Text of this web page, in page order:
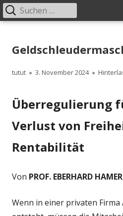
zum
Primäres
Suchen
nach:
Autor
tutut
Veröffentlicht
3. November 2024
Überregulierung
Verlust von
Rentabilität
Von PROF. EBERHARD HAMER
Wenn in einer privaten